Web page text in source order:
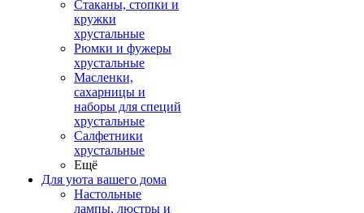
Стаканы, стопки и
кружки
хрустальные
Рюмки и фужеры
хрустальные
Масленки,
сахарницы и
наборы для специй
хрустальные
Салфетники
хрустальные
Ещё
Для уюта вашего дома
Настольные
лампы, люстры и